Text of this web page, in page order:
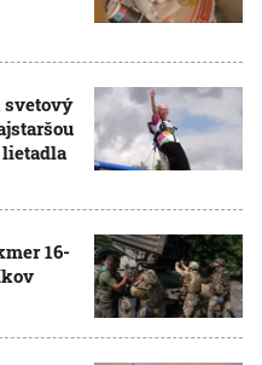
svetový
16-